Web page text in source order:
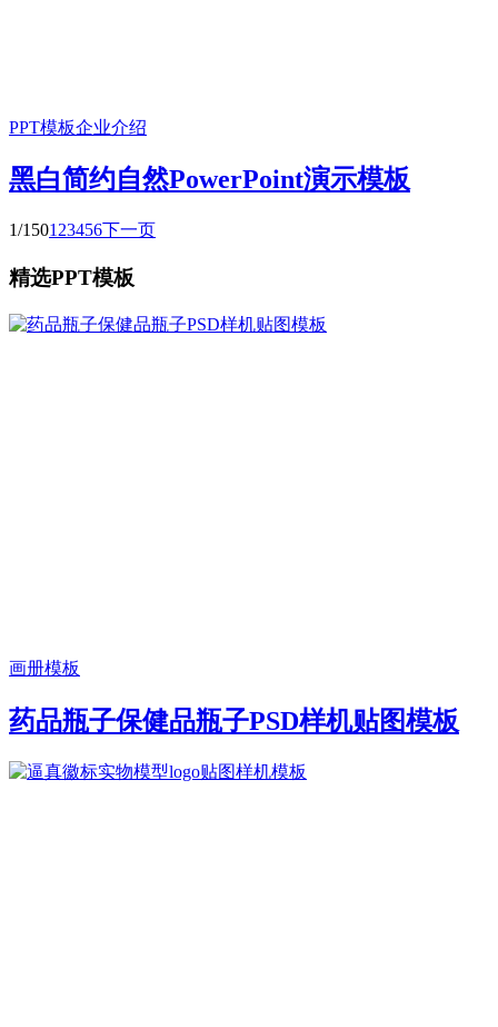
PPT模板企业介绍
黑白简约自然PowerPoint演示模板
1/1501 23456下一页
精选PPT模板
画册模板
药品瓶子保健品瓶子PSD样机贴图模板